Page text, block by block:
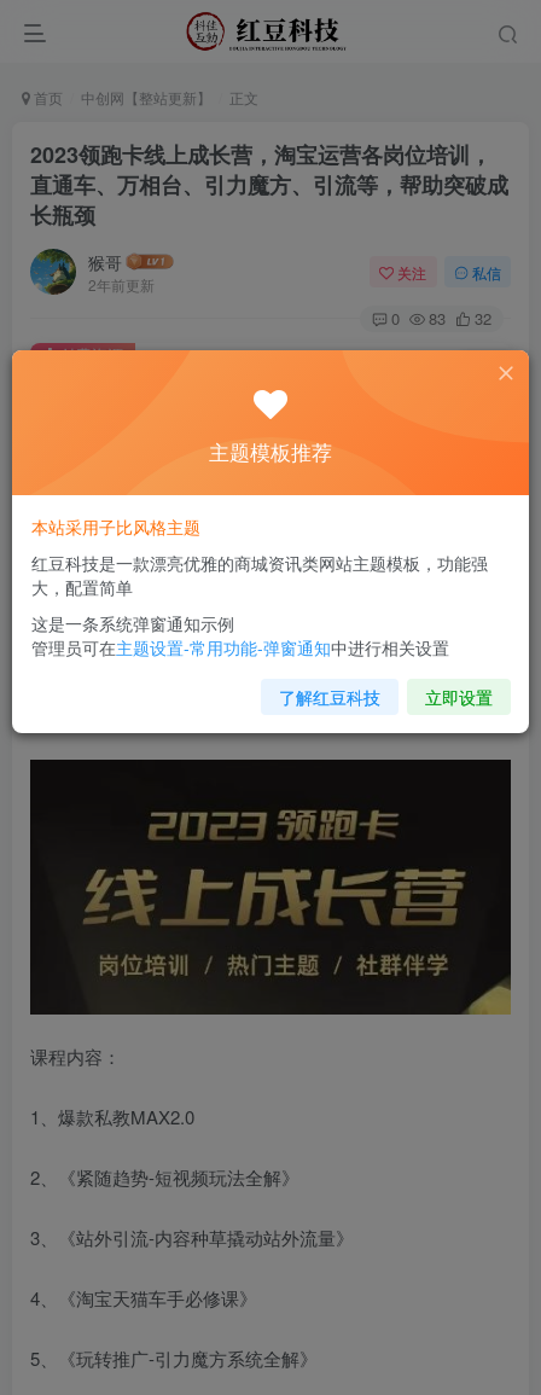
首页 中创网【整站更新】 正文
2023领跑卡线上成长营，淘宝运营各岗位培训，
直通车、万相台、引力魔方、引流等，帮助突破成
长瓶颈
猴哥
2年前更新
关注 私信
0 83 32
此内容为付费资源，请付费后查看
9.9
黄金会员 免费
立即购买
付费资源 已售 4
，淘宝运营各岗位培训，直通车、万
课程内容：
1、爆款私教MAX2.0
2、《紧随趋势-短视频玩法全解》
3、《站外引流-内容种草撬动站外流量》
4、《淘宝天猫车手必修课》
5、《玩转推广-引力魔方系统全解》
主题模板推荐
本站采用子比风格主题
红豆科技是一款漂亮优雅的商城资讯类网站主题模板，功能强
大，配置简单
这是一条系统弹窗通知示例
管理员可在主题设置-常用功能-弹窗通知中进行相关设置
了解红豆科技 立即设置